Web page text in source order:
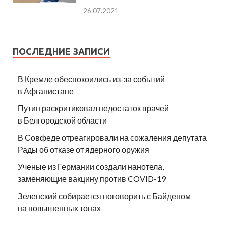
26.07.2021
ПОСЛЕДНИЕ ЗАПИСИ
В Кремле обеспокоились из-за событий
в Афганистане
Путин раскритиковал недостаток врачей
в Белгородской области
В Совфеде отреагировали на сожаления депутата
Рады об отказе от ядерного оружия
Ученые из Германии создали нанотела,
заменяющие вакцину против COVID-19
Зеленский собирается поговорить с Байденом
на повышенных тонах